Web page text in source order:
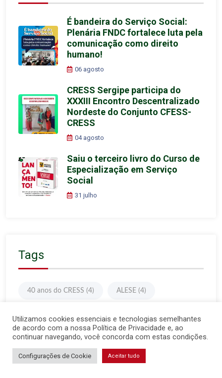
É bandeira do Serviço Social:
Plenária FNDC fortalece luta pela
comunicação como direito
humano!
06 agosto
CRESS Sergipe participa do
XXXIII Encontro Descentralizado
Nordeste do Conjunto CFESS-
CRESS
04 agosto
Saiu o terceiro livro do Curso de
Especialização em Serviço
Social
31 julho
Tags
40 anos do CRESS (4) ALESE (4)
Assembleia Geral(10) Assistente Social(50)
assistentes sociais(48) assistência social
Utilizamos cookies essenciais e tecnologias semelhantes
de acordo com a nossa Política de Privacidade e, ao
continuar navegando, você concorda com estas condições.
Configurações de Cookie Aceitar tudo